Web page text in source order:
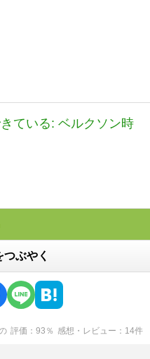
ている: ベルクソン時
ぶやく
評価 93 ％ 感想・レビュー 14件